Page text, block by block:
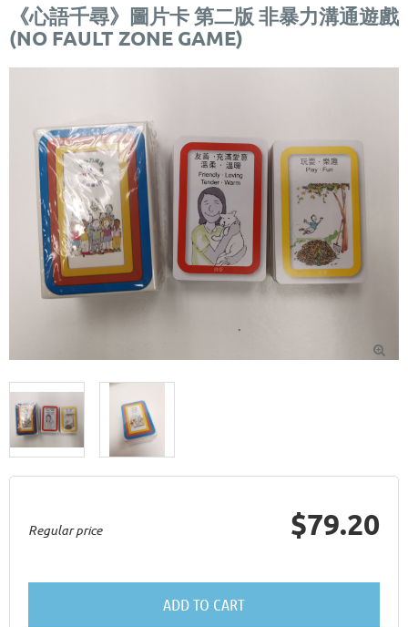
《心語千尋》圖片卡 第二版 非暴力溝通遊戲
(NO FAULT ZONE GAME)

Regular price $79.20
ADD TO CART